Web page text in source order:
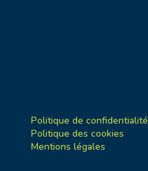
Politique de confidentialité
Politique des cookies
Mentions légales